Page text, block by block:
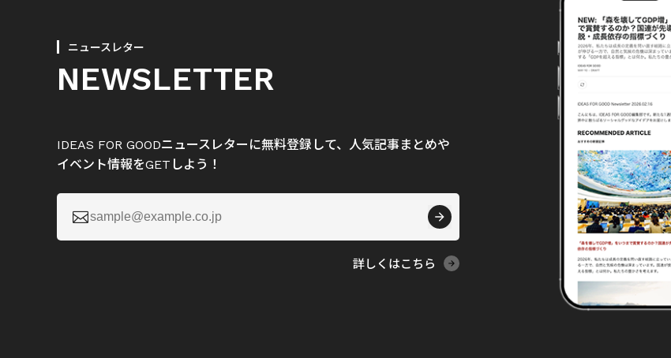
ニュースレター
NEWSLETTER
IDEAS FOR GOODニュースレターに無料登録して、人気記事まとめや
イベント情報をGETしよう！

詳しくはこちら